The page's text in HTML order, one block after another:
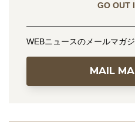
GO OUT
WEBニュースのメールマガ
MAIL